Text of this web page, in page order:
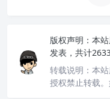
版权声明： 本
发表，共计2633
转载说明： 本
授权禁止转载